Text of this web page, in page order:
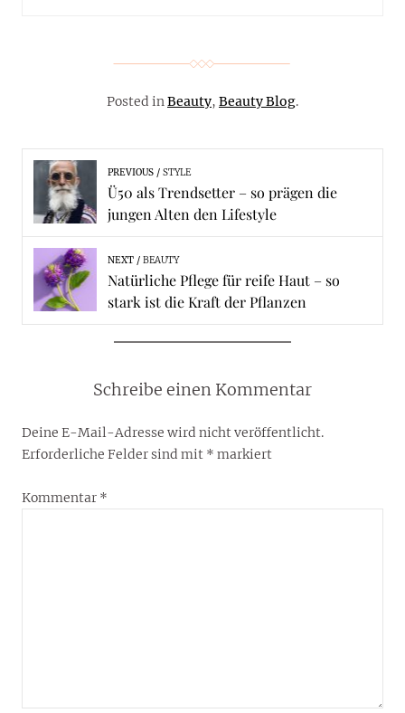
Posted inBeauty, Beauty Blog.
PREVIOUS STYLE
Ü50 als Trendsetter – so prägen die
jungen Alten den Lifestyle
NEXT BEAUTY
Natürliche Pflege für reife Haut – so
stark ist die Kraft der Pflanzen
Schreibe einen Kommentar
Deine E-Mail-Adresse wird nicht veröffentlicht.
Erforderliche Felder sind mit * markiert
Kommentar *